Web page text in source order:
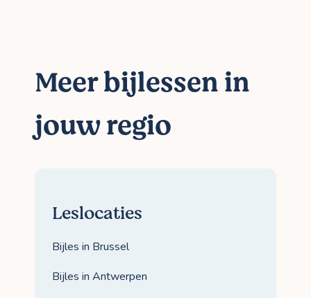
Meer bijlessen in
jouw regio
Leslocaties
Bijles in Brussel
Bijles in Antwerpen